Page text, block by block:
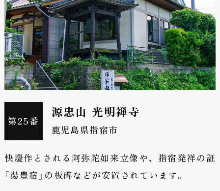
第25番
源忠山 光明禅寺
鹿児島県指宿市
快慶作とされる阿弥陀如来立像や、指宿発祥の証
「湯豊宿」の板碑などが安置されています。